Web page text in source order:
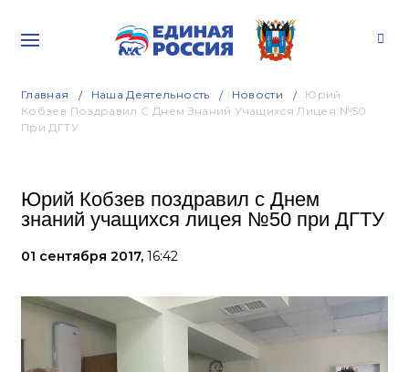
Главная Наша Деятельность Новости
Юрий
Кобзев Поздравил С Днем Знаний Учащихся Лицея №50
При ДГТУ
Юрий Кобзев поздравил с Днем
знаний учащихся лицея №50 при ДГТУ
01 сентября 2017, 16:42